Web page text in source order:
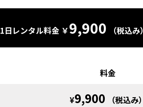
1日レンタル料金 ￥9,900 （税込み）
料金
¥9,900 （税込み）